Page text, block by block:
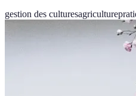
gestion des culturesagriculture